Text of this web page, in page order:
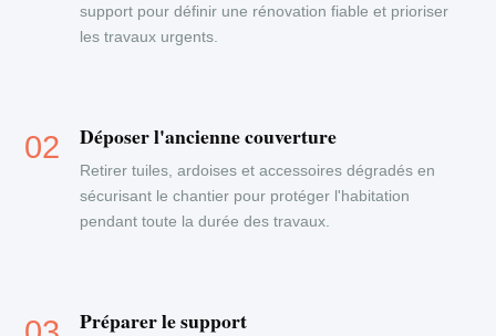
support pour définir une rénovation fiable et prioriser
les travaux urgents.
Déposer l'ancienne couverture
Retirer tuiles, ardoises et accessoires dégradés en
sécurisant le chantier pour protéger l'habitation
pendant toute la durée des travaux.
Préparer le support